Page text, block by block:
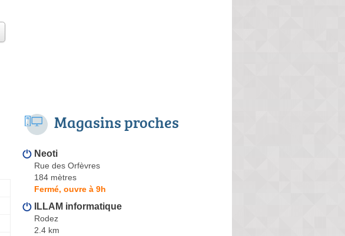
Magasins proches
Neoti
Rue des Orfèvres
184 mètres
Fermé, ouvre à 9h
ILLAM informatique
Rodez
2.4 km